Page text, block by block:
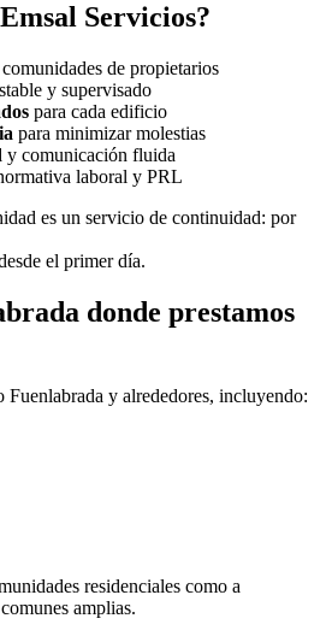
Servicios?
de propietarios
y supervisado
para cada edificio
para minimizar molestias
y comunicación fluida
laboral y PRL
es un servicio de continuidad: por
el primer día.
donde prestamos
Fuenlabrada y alrededores, incluyendo:
residenciales como a
amplias.